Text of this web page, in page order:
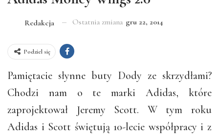
Redakcja Ostatnia zmiana gru 22, 2014
Podziel się
Pamiętacie słynne buty Dody ze skrzydłami?
Chodzi nam o te marki Adidas, które
zaprojektował Jeremy Scott. W tym roku
Adidas i Scott świętują 10-lecie współpracy i z